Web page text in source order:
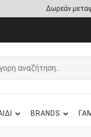
Άμεση
BRANDS